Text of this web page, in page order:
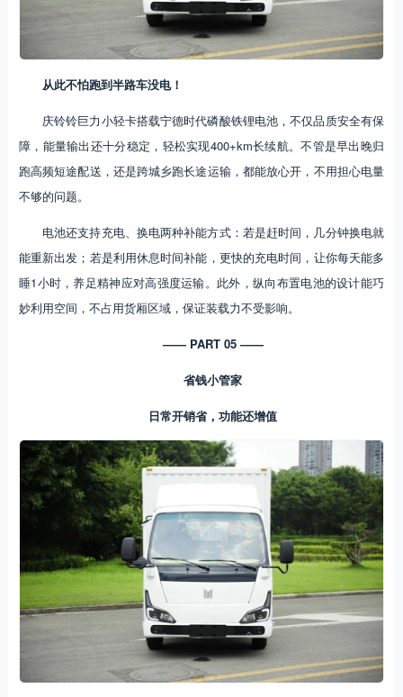
从此不怕跑到半路车没电！
庆铃铃巨力小轻卡搭载宁德时代磷酸铁锂电池，不仅品质安全有保
障，能量输出还十分稳定，轻松实现400+km长续航。不管是早出晚归
跑高频短途配送，还是跨城乡跑长途运输，都能放心开，不用担心电量
不够的问题。
电池还支持充电、换电两种补能方式：若是赶时间，几分钟换电就
能重新出发；若是利用休息时间补能，更快的充电时间，让你每天能多
睡1小时，养足精神应对高强度运输。此外，纵向布置电池的设计能巧
妙利用空间，不占用货厢区域，保证装载力不受影响。
—— PART 05 ——
省钱小管家
日常开销省，功能还增值